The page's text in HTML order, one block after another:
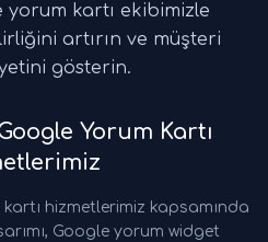
yorum kartı ekibimizle
artırın ve müşteri
gösterin.
Yorum Kartı
hizmetlerimiz kapsamında
Google yorum widget